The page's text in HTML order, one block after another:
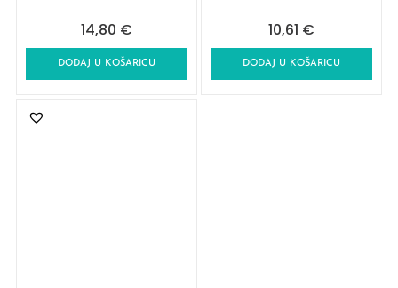
14,80 €
DODAJ U KOŠARICU
10,61 €
DODAJ U KOŠARICU